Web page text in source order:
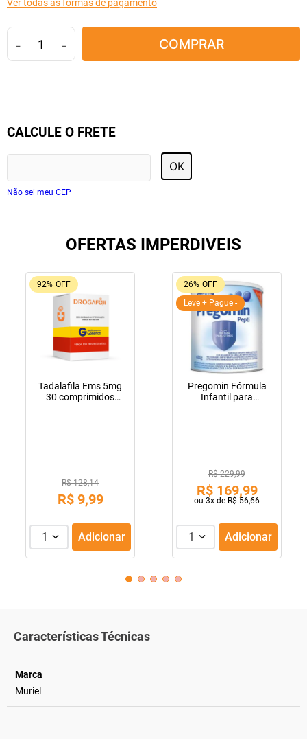
Ver todas as formas de pagamento
＋
－ COMPRAR
CALCULE O FRETE
OK
Não sei meu CEP
OFERTAS IMPERDIVEIS
92% OFF
Tadalafila Ems 5mg
30 comprimidos
R$ 128,14
R$ 9,99
1 Adicionar
26% OFF
Leve + Pague -
Pregomin Fórmula
Infantil para
R$ 229,99
R$ 169,99
ou 3x de R$ 56,66
1 Adicionar
Características Técnicas
Marca
Muriel